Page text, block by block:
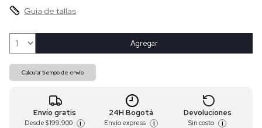
Guia de tallas
Agregar
Calcular tiempo de envío
Envío gratis
Desde $ 199.900 i
24H Bogotá
Envío express i
Devoluciones
Sin costo i